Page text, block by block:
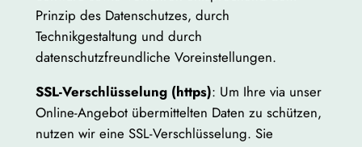
Prinzip des Datenschutzes, durch
Technikgestaltung und durch
datenschutzfreundliche Voreinstellungen.
SSL-Verschlüsselung (https): Um Ihre via unser
Online-Angebot übermittelten Daten zu schützen,
nutzen wir eine SSL-Verschlüsselung. Sie